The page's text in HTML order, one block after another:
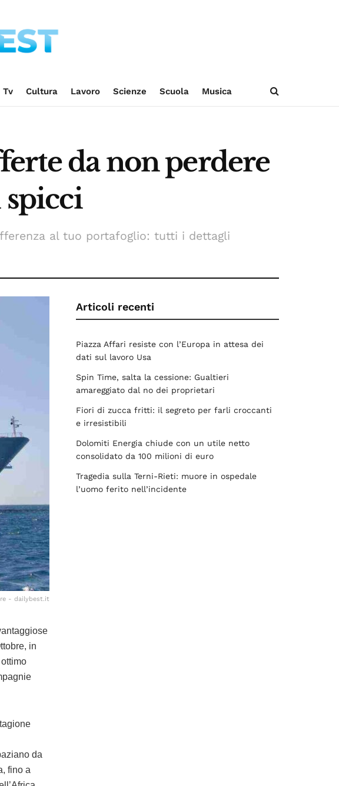
Tv Cultura Lavoro Scienze Scuola Musica
da non perdere
al tuo portafoglio: tutti i dettagli
- dailybest.it
in
da
fino a
Articoli recenti
Piazza Affari resiste con l’Europa in attesa dei
dati sul lavoro Usa
Spin Time, salta la cessione: Gualtieri
amareggiato dal no dei proprietari
Fiori di zucca fritti: il segreto per farli croccanti
e irresistibili
Dolomiti Energia chiude con un utile netto
consolidato da 100 milioni di euro
Tragedia sulla Terni-Rieti: muore in ospedale
l’uomo ferito nell’incidente